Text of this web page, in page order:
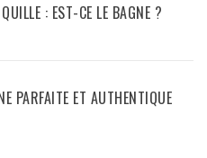
: EST-CE LE BAGNE ?
PARFAITE ET AUTHENTIQUE